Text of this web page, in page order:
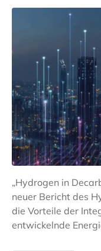
„Hydrogen in
neuer Bericht des
die Vorteile der
entwickelnde